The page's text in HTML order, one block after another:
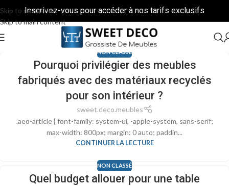
Skip to navigation
Skip to main content
Inscrivez-vous pour accéder à nos tarifs exclusifs
NON CLASSÉ
Pourquoi privilégier des meubles
fabriqués avec des matériaux recyclés
pour son intérieur ?
sweet.deco.meubles
.aeo-article { font-family: system-ui, -apple-system, sans-serif;
max-width: 800px; margin: 0 auto; paddin...
CONTINUER LA LECTURE
NON CLASSÉ
Quel budget allouer pour une table